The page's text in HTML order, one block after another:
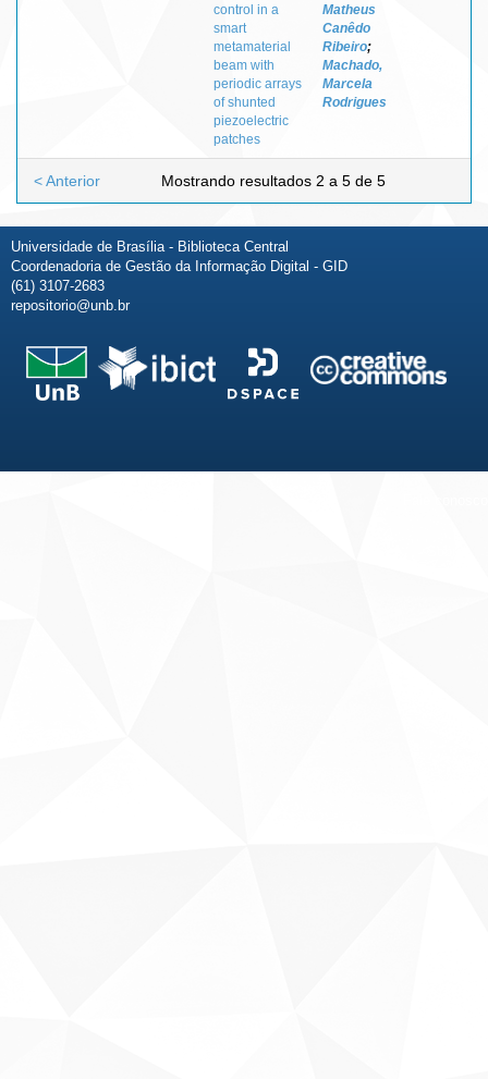
control in a
smart
metamaterial
beam with
periodic arrays
of shunted
piezoelectric
patches
Matheus
Canêdo
Ribeiro;
Machado,
Marcela
Rodrigues
Mostrando resultados 2 a 5 de 5
< Anterior
Universidade de Brasília - Biblioteca Central
Coordenadoria de Gestão da Informação Digital - GID
(61) 3107-2683
repositorio@unb.br